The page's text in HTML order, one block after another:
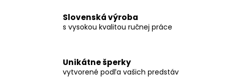
Slovenská výroba
s vysokou kvalitou ručnej práce
Unikátne šperky
vytvorené podľa vašich predstáv